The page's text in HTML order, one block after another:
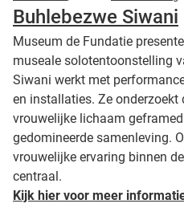
Buhlebezwe Siwani
Museum de Fundatie
museale solotentoonstelling
Siwani werkt met
en installaties. Ze
vrouwelijke lichaam
gedomineerde samenleving.
vrouwelijke ervaring binnen
centraal.
Kijk hier voor meer